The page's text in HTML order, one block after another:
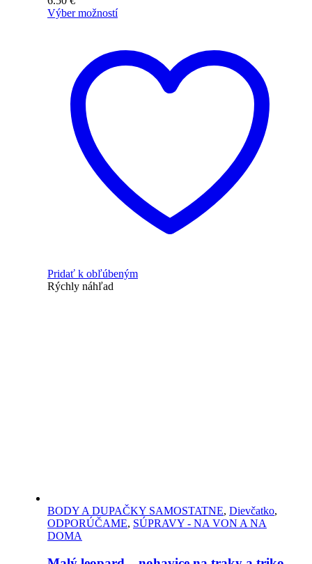
Výber možností
Pridať k obľúbeným
Rýchly náhľad
BODY A DUPAČKY SAMOSTATNE, Dievčatko,
ODPORÚČAME, SÚPRAVY - NA VON A NA
DOMA